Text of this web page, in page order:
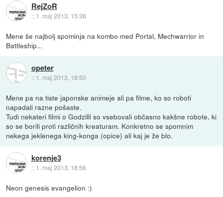
RejZoR
:: 1. maj 2013, 15:36
Mene še najbolj spominja na kombo med Portal, Mechwarrior in
Battleship...
opeter
:: 1. maj 2013, 18:50
Mene pa na tiste japonske animeje ali pa filme, ko so roboti
napadali razne pošaste.
Tudi nekateri filmi o Godzilli so vsebovali občasno kakšne robote, ki
so se borili proti različnih kreaturam. Konkretno se spomnim
nekega jeklenega king-konga (opice) ali kaj je že blo.
korenje3
:: 1. maj 2013, 18:56
Neon genesis evangelion :)